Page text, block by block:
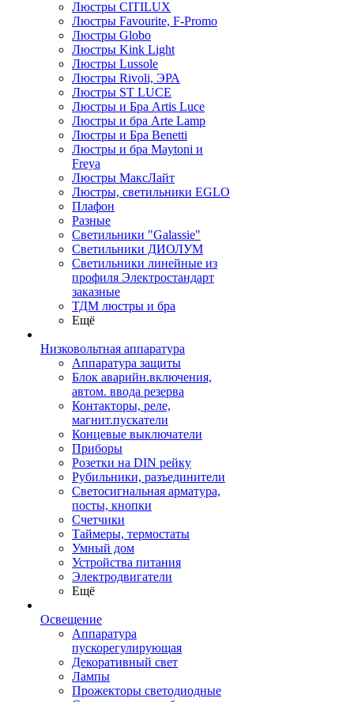
Люстры CITILUX
Люстры Favourite, F-Promo
Люстры Globo
Люстры Kink Light
Люстры Lussole
Люстры Rivoli, ЭРА
Люстры ST LUCE
Люстры и Бра Artis Luce
Люстры и бра Arte Lamp
Люстры и Бра Benetti
Люстры и бра Maytoni и
Freya
Люстры МаксЛайт
Люстры, светильники EGLO
Плафон
Разные
Светильники "Galassie"
Светильники ДИОЛУМ
Светильники линейные из
профиля Электростандарт
заказные
ТДМ люстры и бра
Ещё
Низковольтная аппаратура
Аппаратура защиты
Блок аварийн.включения,
автом. ввода резерва
Контакторы, реле,
магнит.пускатели
Концевые выключатели
Приборы
Розетки на DIN рейку
Рубильники, разъединители
Светосигнальная арматура,
посты, кнопки
Счетчики
Таймеры, термостаты
Умный дом
Устройства питания
Электродвигатели
Ещё
Освещение
Аппаратура
пускорегулирующая
Декоративный свет
Лампы
Прожекторы светодиодные